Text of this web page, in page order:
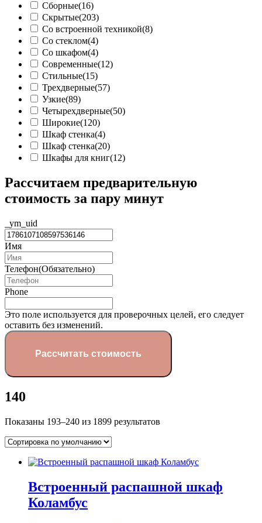
Сборные(16)
Скрытые(203)
Со встроенной техникой(8)
Со стеклом(4)
Со шкафом(4)
Современные(12)
Стильные(15)
Трехдверные(57)
Узкие(89)
Четырехдверные(50)
Широкие(120)
Шкаф cтенка(4)
Шкаф стенка(20)
Шкафы для книг(12)
Рассчитаем предварительную
стоимость за пару минут
_ym_uid
Имя
Телефон(Обязательно)
Phone
Это поле используется для проверочных целей, его следует
оставить без изменений.
140
Показаны 193–240 из 1899 результатов
Встроенный распашной шкаф
Коламбус